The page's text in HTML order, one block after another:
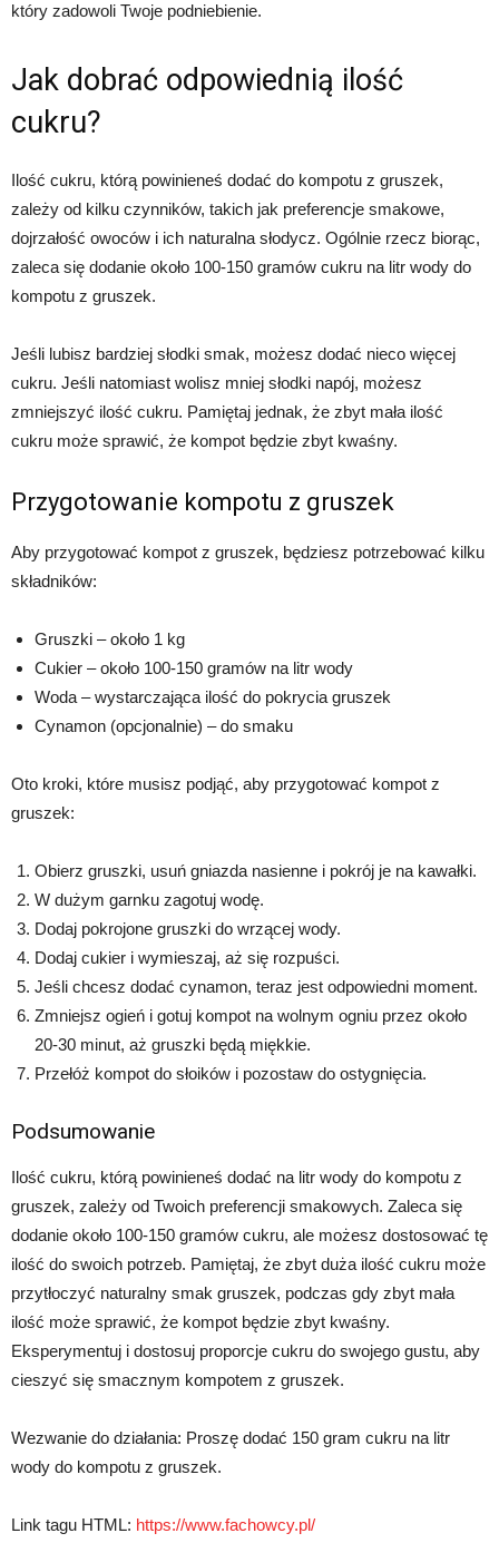
który zadowoli Twoje podniebienie.
Jak dobrać odpowiednią ilość
cukru?
Ilość cukru, którą powinieneś dodać do kompotu z gruszek,
zależy od kilku czynników, takich jak preferencje smakowe,
dojrzałość owoców i ich naturalna słodycz. Ogólnie rzecz biorąc,
zaleca się dodanie około 100-150 gramów cukru na litr wody do
kompotu z gruszek.
Jeśli lubisz bardziej słodki smak, możesz dodać nieco więcej
cukru. Jeśli natomiast wolisz mniej słodki napój, możesz
zmniejszyć ilość cukru. Pamiętaj jednak, że zbyt mała ilość
cukru może sprawić, że kompot będzie zbyt kwaśny.
Przygotowanie kompotu z gruszek
Aby przygotować kompot z gruszek, będziesz potrzebować kilku
składników:
Gruszki – około 1 kg
Cukier – około 100-150 gramów na litr wody
Woda – wystarczająca ilość do pokrycia gruszek
Cynamon (opcjonalnie) – do smaku
Oto kroki, które musisz podjąć, aby przygotować kompot z
gruszek:
Obierz gruszki, usuń gniazda nasienne i pokrój je na kawałki.
W dużym garnku zagotuj wodę.
Dodaj pokrojone gruszki do wrzącej wody.
Dodaj cukier i wymieszaj, aż się rozpuści.
Jeśli chcesz dodać cynamon, teraz jest odpowiedni moment.
Zmniejsz ogień i gotuj kompot na wolnym ogniu przez około
20-30 minut, aż gruszki będą miękkie.
Przełóż kompot do słoików i pozostaw do ostygnięcia.
Podsumowanie
Ilość cukru, którą powinieneś dodać na litr wody do kompotu z
gruszek, zależy od Twoich preferencji smakowych. Zaleca się
dodanie około 100-150 gramów cukru, ale możesz dostosować tę
ilość do swoich potrzeb. Pamiętaj, że zbyt duża ilość cukru może
przytłoczyć naturalny smak gruszek, podczas gdy zbyt mała
ilość może sprawić, że kompot będzie zbyt kwaśny.
Eksperymentuj i dostosuj proporcje cukru do swojego gustu, aby
cieszyć się smacznym kompotem z gruszek.
Wezwanie do działania: Proszę dodać 150 gram cukru na litr
wody do kompotu z gruszek.
Link tagu HTML: https://www.fachowcy.pl/